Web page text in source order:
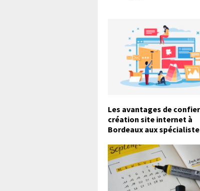
Les avantages de
création site internet à
Bordeaux aux